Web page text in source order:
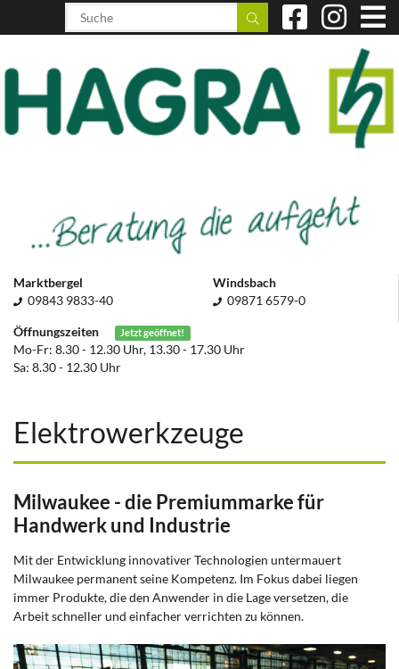
Marktbergel
09843 9833-40
Windsbach
09871 6579-0
Öffnungszeiten Jetzt geöffnet!
Mo-Fr: 8.30 - 12.30 Uhr, 13.30 - 17.30 Uhr
Sa: 8.30 - 12.30 Uhr
Elektrowerkzeuge
Milwaukee - die Premiummarke für
Handwerk und Industrie
Mit der Entwicklung innovativer Technologien untermauert
Milwaukee permanent seine Kompetenz. Im Fokus dabei liegen
immer Produkte, die den Anwender in die Lage versetzen, die
Arbeit schneller und einfacher verrichten zu können.